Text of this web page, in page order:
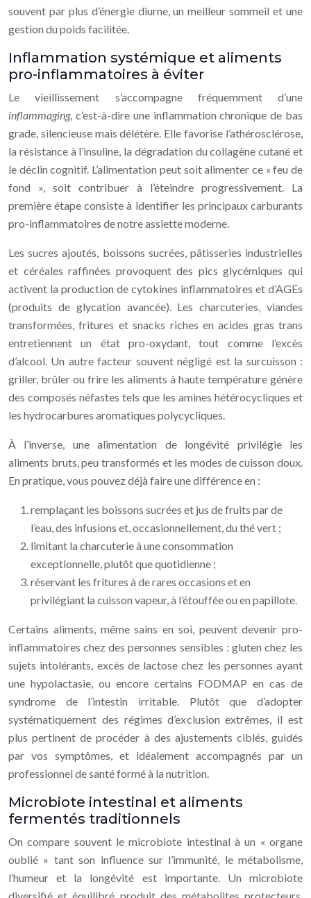
souvent par plus d’énergie diurne, un meilleur sommeil et une
gestion du poids facilitée.
Inflammation systémique et aliments
pro-inflammatoires à éviter
Le vieillissement s’accompagne fréquemment d’une
inflammaging, c’est-à-dire une inflammation chronique de bas
grade, silencieuse mais délétère. Elle favorise l’athérosclérose,
la résistance à l’insuline, la dégradation du collagène cutané et
le déclin cognitif. L’alimentation peut soit alimenter ce « feu de
fond », soit contribuer à l’éteindre progressivement. La
première étape consiste à identifier les principaux carburants
pro-inflammatoires de notre assiette moderne.
Les sucres ajoutés, boissons sucrées, pâtisseries industrielles
et céréales raffinées provoquent des pics glycémiques qui
activent la production de cytokines inflammatoires et d’AGEs
(produits de glycation avancée). Les charcuteries, viandes
transformées, fritures et snacks riches en acides gras trans
entretiennent un état pro-oxydant, tout comme l’excès
d’alcool. Un autre facteur souvent négligé est la surcuisson :
griller, brûler ou frire les aliments à haute température génère
des composés néfastes tels que les amines hétérocycliques et
les hydrocarbures aromatiques polycycliques.
À l’inverse, une alimentation de longévité privilégie les
aliments bruts, peu transformés et les modes de cuisson doux.
En pratique, vous pouvez déjà faire une différence en :
remplaçant les boissons sucrées et jus de fruits par de
l’eau, des infusions et, occasionnellement, du thé vert ;
limitant la charcuterie à une consommation
exceptionnelle, plutôt que quotidienne ;
réservant les fritures à de rares occasions et en
privilégiant la cuisson vapeur, à l’étouffée ou en papillote.
Certains aliments, même sains en soi, peuvent devenir pro-
inflammatoires chez des personnes sensibles : gluten chez les
sujets intolérants, excès de lactose chez les personnes ayant
une hypolactasie, ou encore certains FODMAP en cas de
syndrome de l’intestin irritable. Plutôt que d’adopter
systématiquement des régimes d’exclusion extrêmes, il est
plus pertinent de procéder à des ajustements ciblés, guidés
par vos symptômes, et idéalement accompagnés par un
professionnel de santé formé à la nutrition.
Microbiote intestinal et aliments
fermentés traditionnels
On compare souvent le microbiote intestinal à un « organe
oublié » tant son influence sur l’immunité, le métabolisme,
l’humeur et la longévité est importante. Un microbiote